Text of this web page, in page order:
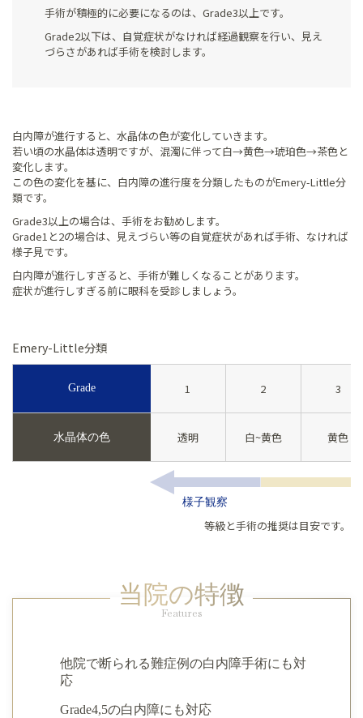
手術が積極的に必要になるのは、Grade3以上です。
Grade2以下は、自覚症状がなければ経過観察を行い、見え
づらさがあれば手術を検討します。
白内障が進行すると、水晶体の色が変化していきます。
若い頃の水晶体は透明ですが、混濁に伴って白→黄色→琥珀色→茶色と
変化します。
この色の変化を基に、白内障の進行度を分類したものがEmery-Little分
類です。
Grade3以上の場合は、手術をお勧めします。
Grade1と2の場合は、見えづらい等の自覚症状があれば手術、なければ
様子見です。
白内障が進行しすぎると、手術が難しくなることがあります。
症状が進行しすぎる前に眼科を受診しましょう。
Emery-Little分類
Grade 1 2 3
水晶体の色 透明 白~黄色 黄色
様子観察
等級と手術の推奨は目安です。
当院の特徴
Features
他院で断られる難症例の白内障手術にも対
応
Grade4,5の白内障にも対応